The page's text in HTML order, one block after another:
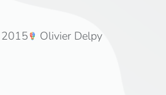
Olivier Delpy